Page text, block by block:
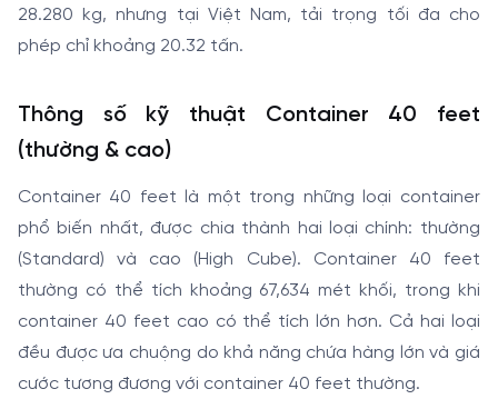
28.280 kg, nhưng tại Việt Nam, tải trọng tối đa cho
phép chỉ khoảng 20.32 tấn.
Thông số kỹ thuật Container 40 feet
(thường & cao)
Container 40 feet là một trong những loại container
phổ biến nhất, được chia thành hai loại chính: thường
(Standard) và cao (High Cube). Container 40 feet
thường có thể tích khoảng 67,634 mét khối, trong khi
container 40 feet cao có thể tích lớn hơn. Cả hai loại
đều được ưa chuộng do khả năng chứa hàng lớn và giá
cước tương đương với container 40 feet thường.